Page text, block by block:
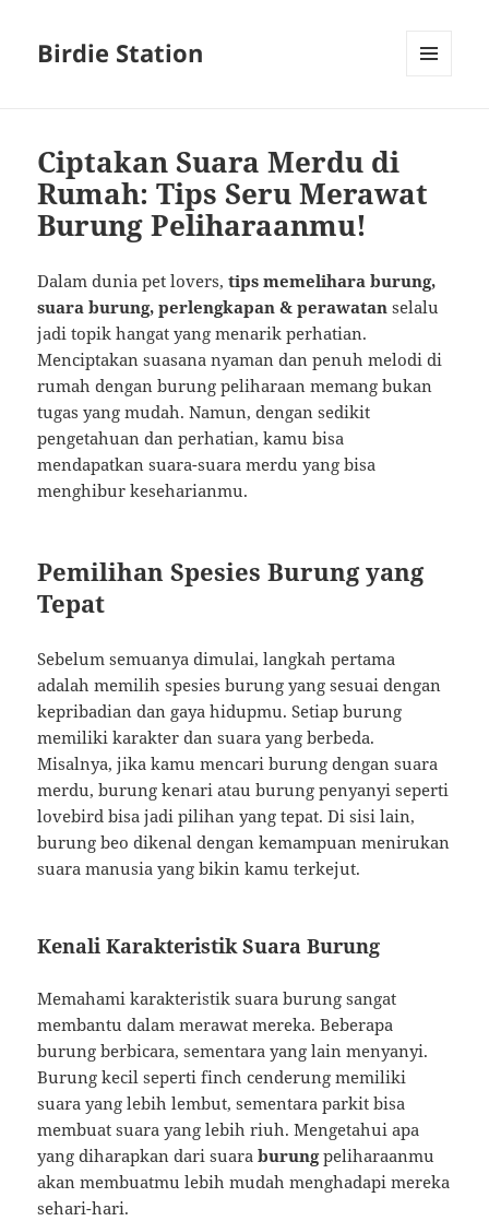
Birdie Station
Ciptakan Suara Merdu di
Rumah: Tips Seru Merawat
Burung Peliharaanmu!
Dalam dunia pet lovers,tips memelihara burung,
suara burung, perlengkapan & perawatan selalu
jadi topik hangat yang menarik perhatian.
Menciptakan suasana nyaman dan penuh melodi di
rumah dengan burung peliharaan memang bukan
tugas yang mudah. Namun, dengan sedikit
pengetahuan dan perhatian, kamu bisa
mendapatkan suara-suara merdu yang bisa
menghibur keseharianmu.
Pemilihan Spesies Burung yang
Tepat
Sebelum semuanya dimulai, langkah pertama
adalah memilih spesies burung yang sesuai dengan
kepribadian dan gaya hidupmu. Setiap burung
memiliki karakter dan suara yang berbeda.
Misalnya, jika kamu mencari burung dengan suara
merdu, burung kenari atau burung penyanyi seperti
lovebird bisa jadi pilihan yang tepat. Di sisi lain,
burung beo dikenal dengan kemampuan menirukan
suara manusia yang bikin kamu terkejut.
Kenali Karakteristik Suara Burung
Memahami karakteristik suara burung sangat
membantu dalam merawat mereka. Beberapa
burung berbicara, sementara yang lain menyanyi.
Burung kecil seperti finch cenderung memiliki
suara yang lebih lembut, sementara parkit bisa
membuat suara yang lebih riuh. Mengetahui apa
yang diharapkan dari suaraburungpeliharaanmu
akan membuatmu lebih mudah menghadapi mereka
sehari-hari.